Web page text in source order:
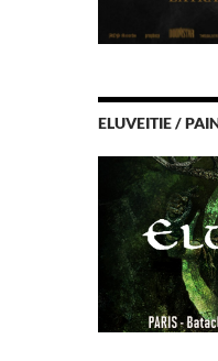
ELUVEITIE /